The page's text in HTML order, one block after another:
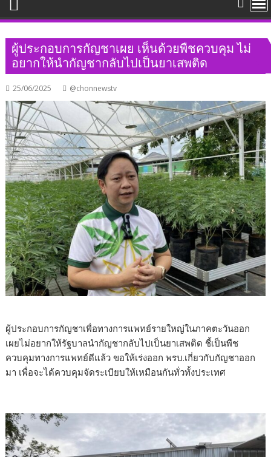
ผู้ประกอบการกัญชาเผย เห็นด้วยพืชควบคุม ไม่
อยากให้นำกัญชากลับไปเป็นยาเสพติด
25/06/2025 @chonnewstv
ผู้ประกอบการกัญชาเพื่อทางการแพทย์รายใหญ่ในภาคตะวันออก
เผยไม่อยากให้รัฐบาลนำกัญชากลับไปเป็นยาเสพติด ชี้เป็นพืช
ควบคุมทางการแพทย์ดีแล้ว ขอให้เร่งออก พรบ.เกี่ยวกับกัญชาออก
มา เพื่อจะได้ควบคุมจัดระเบียบให้เหมือนกันทั่วทั้งประเทศ